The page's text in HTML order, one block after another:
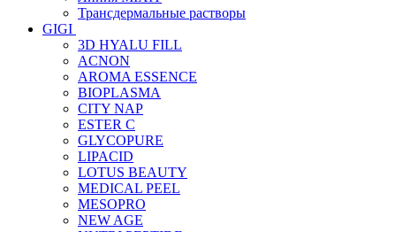
Трансдермальные растворы
GIGI
3D HYALU FILL
ACNON
AROMA ESSENCE
BIOPLASMA
CITY NAP
ESTER C
GLYCOPURE
LIPACID
LOTUS BEAUTY
MEDICAL PEEL
MESOPRO
NEW AGE